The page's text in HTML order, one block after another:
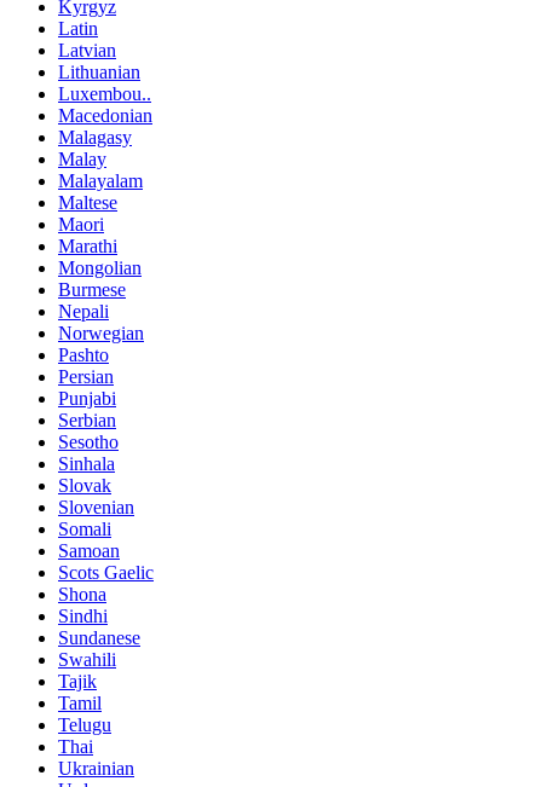
Kyrgyz
Latin
Latvian
Lithuanian
Luxembou..
Macedonian
Malagasy
Malay
Malayalam
Maltese
Maori
Marathi
Mongolian
Burmese
Nepali
Norwegian
Pashto
Persian
Punjabi
Serbian
Sesotho
Sinhala
Slovak
Slovenian
Somali
Samoan
Scots Gaelic
Shona
Sindhi
Sundanese
Swahili
Tajik
Tamil
Telugu
Thai
Ukrainian